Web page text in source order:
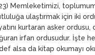
Memleketimizi,
ulaştırmak için iki
kurtaran asker
irfan ordusudur. İşte
alsa da kitap okumayı